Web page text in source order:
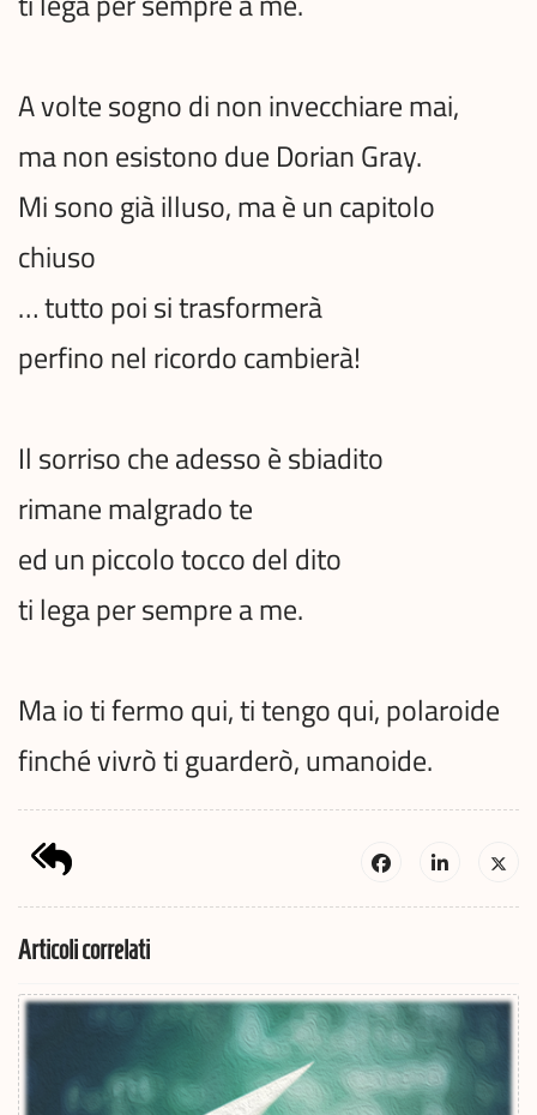
A volte sogno di non invecchiare mai,
ma non esistono due Dorian Gray.
Mi sono già illuso, ma è un capitolo
chiuso
… tutto poi si trasformerà
perfino nel ricordo cambierà!
Il sorriso che adesso è sbiadito
rimane malgrado te
ed un piccolo tocco del dito
ti lega per sempre a me.
Ma io ti fermo qui, ti tengo qui, polaroide
finché vivrò ti guarderò, umanoide.
Articoli correlati